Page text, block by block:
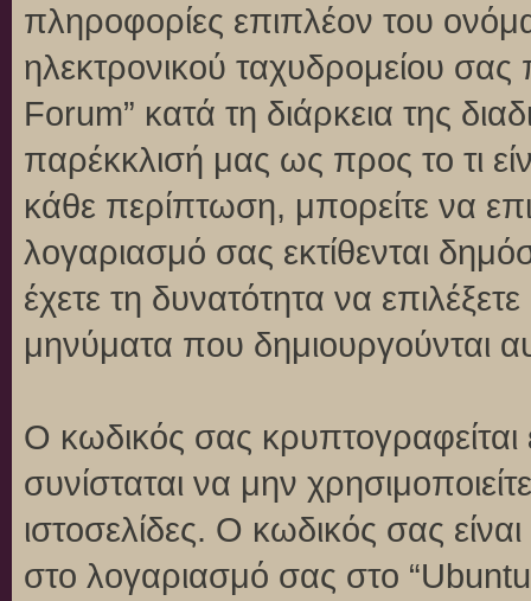
πληροφορίες επιπλέον του
ηλεκτρονικού ταχυδρομείου
Forum” κατά τη διάρκεια της
παρέκκλισή μας ως προς το τι
κάθε περίπτωση, μπορείτε να
λογαριασμό σας εκτίθενται
έχετε τη δυνατότητα να
μηνύματα που δημιουργούνται
Ο κωδικός σας
συνίσταται να μην
ιστοσελίδες. Ο κωδικός σας
στο λογαριασμό σας στο